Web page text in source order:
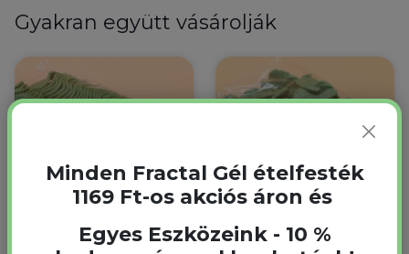
Gyakran együtt vásárolják
Minden Fractal Gél ételfesték
1169 Ft-os akciós áron és
Egyes Eszközeink - 10 %